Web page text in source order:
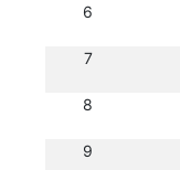
6
7
8
9